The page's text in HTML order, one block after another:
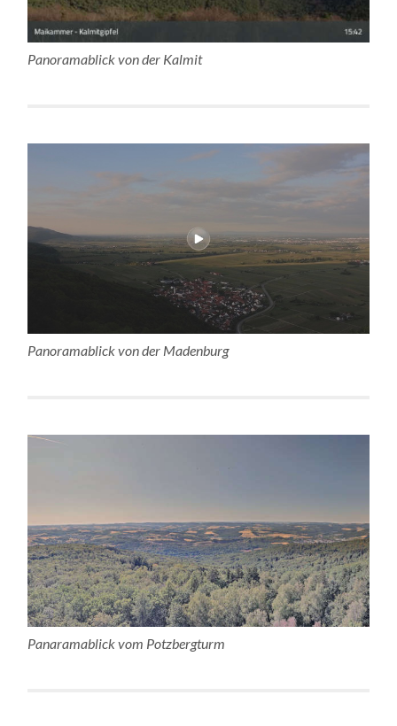
Panoramablick von der Kalmit
Panoramablick von der Madenburg
Panaramablick vom Potzbergturm